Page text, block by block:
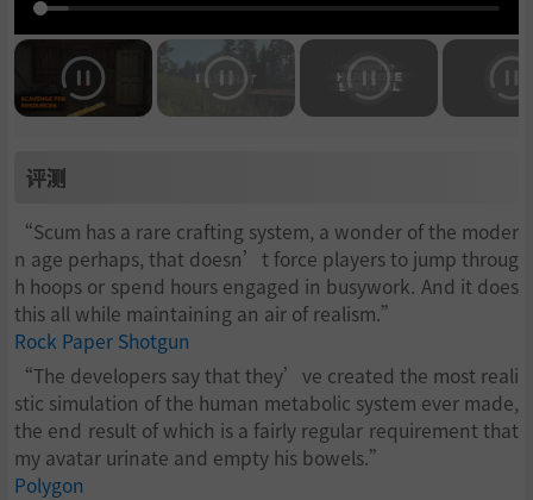
评测
“Scum has a rare crafting system, a wonder of the moder
n age perhaps, that doesn’t force players to jump throug
h hoops or spend hours engaged in busywork. And it does
this all while maintaining an air of realism.”
Rock Paper Shotgun
“The developers say that they’ve created the most reali
stic simulation of the human metabolic system ever made,
the end result of which is a fairly regular requirement that
my avatar urinate and empty his bowels.”
Polygon